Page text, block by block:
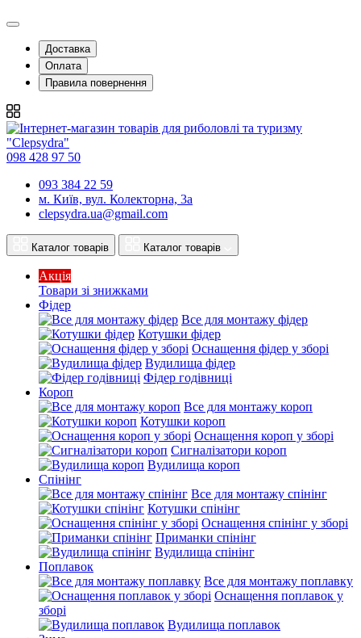
Доставка
Оплата
Правила повернення
098 428 97 50
093 384 22 59
м. Київ, вул. Колекторна, 3а
clepsydra.ua@gmail.com
Каталог товарів Каталог товарів
Акція
Товари зі знижками
Фідер
Все для монтажу фідер
Котушки фідер
Оснащення фідер у зборі
Вудилища фідер
Фідер годівниці
Короп
Все для монтажу короп
Котушки короп
Оснащення короп у зборі
Сигналізатори короп
Вудилища короп
Спінінг
Все для монтажу спінінг
Котушки спінінг
Оснащення спінінг у зборі
Приманки спінінг
Вудилища спінінг
Поплавок
Все для монтажу поплавку
Оснащення поплавок у
зборі
Вудилища поплавок